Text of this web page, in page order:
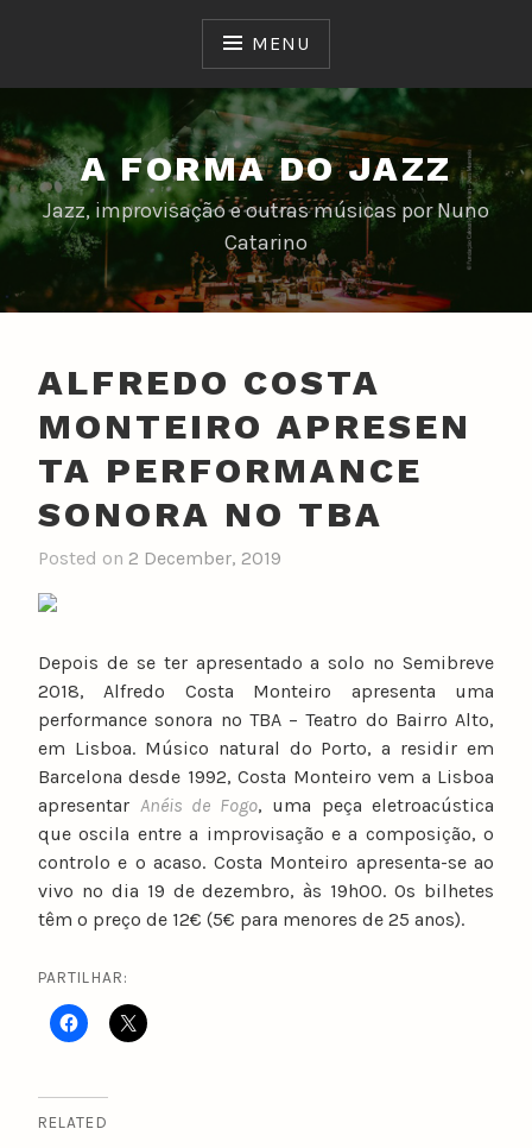
MENU
A FORMA DO JAZZ
Jazz, improvisação e outras músicas por Nuno
Catarino
ALFREDO COSTA
MONTEIRO APRESEN
TA PERFORMANCE
SONORA NO TBA
Posted on 2 December, 2019
n
o
c
a
t
a
r
i
n
o
Depois de se ter apresentado a solo no Semibreve
2018, Alfredo Costa Monteiro apresenta uma
performance sonora no TBA – Teatro do Bairro Alto,
em Lisboa. Músico natural do Porto, a residir em
Barcelona desde 1992, Costa Monteiro vem a Lisboa
apresentar Anéis de Fogo, uma peça eletroacústica
que oscila entre a improvisação e a composição, o
controlo e o acaso. Costa Monteiro apresenta-se ao
vivo no dia 19 de dezembro, às 19h00. Os bilhetes
têm o preço de 12€ (5€ para menores de 25 anos).
PARTILHAR:
RELATED